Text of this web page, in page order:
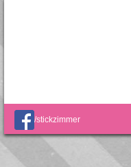
/stickzimmer